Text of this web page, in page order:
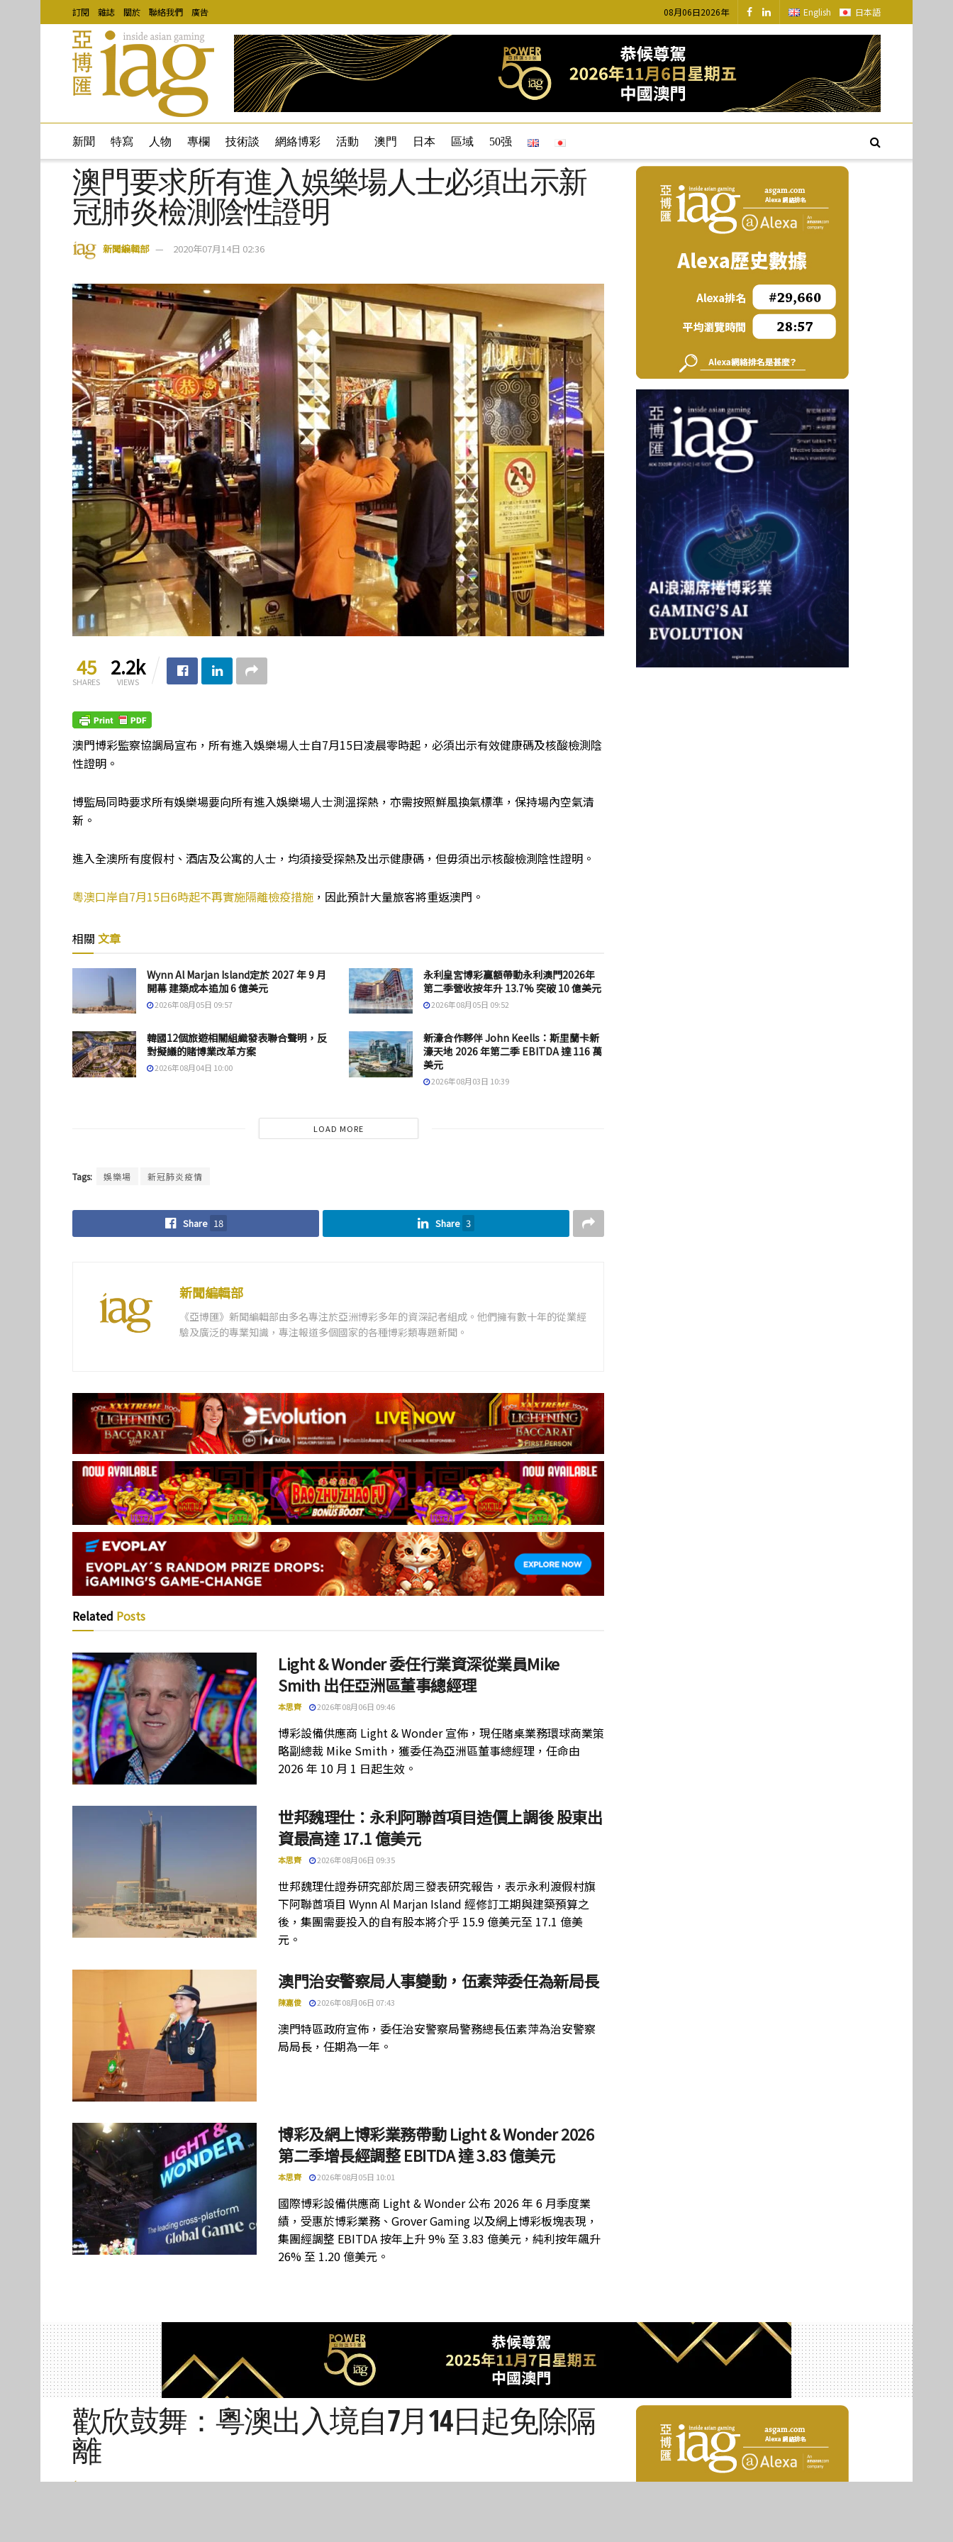
訂閱 雜誌 關於 聯絡我們 廣告 08月06日2026年 English 日本語
新聞 特寫 人物 專欄 技術談 網絡博彩 活動 澳門 日本 區域 50强
澳門要求所有進入娛樂場人士必須出示新
冠肺炎檢測陰性證明
新聞編輯部 2020年07月14日 02:36
45
SHARES
2.2k
VIEWS
澳門博彩監察協調局宣布，所有進入娛樂場人士自7月15日凌晨零時起，必須出示有效健康碼及核酸檢測陰
性證明。
博監局同時要求所有娛樂場要向所有進入娛樂場人士測溫探熱，亦需按照鮮風換氣標準，保持場內空氣清
新。
進入全澳所有度假村、酒店及公寓的人士，均須接受探熱及出示健康碼，但毋須出示核酸檢測陰性證明。
粵澳口岸自7月15日6時起不再實施隔離檢疫措施 ，因此預計大量旅客將重返澳門。
相關 文章
Wynn Al Marjan Island定於 2027 年 9 月
開幕 建築成本追加 6 億美元
2026年08月05日 09:57
永利皇宮博彩贏額帶動永利澳門2026年
第二季營收按年升 13.7% 突破 10 億美元
2026年08月05日 09:52
韓國12個旅遊相關組織發表聯合聲明，反
對擬議的賭博業改革方案
2026年08月04日 10:00
新濠合作夥伴 John Keells：斯里蘭卡新
濠天地 2026 年第二季 EBITDA 達 116 萬
美元
2026年08月03日 10:39
LOAD MORE
Tags: 娛樂場 新冠肺炎疫情
Share 18 Share 3
新聞編輯部
《亞博匯》新聞編輯部由多名專注於亞洲博彩多年的資深記者組成。他們擁有數十年的從業經
驗及廣泛的專業知識，專注報道多個國家的各種博彩類專題新聞。
Related Posts
Light & Wonder 委任行業資深從業員Mike
Smith 出任亞洲區董事總經理
本思齊 2026年08月06日 09:46
博彩設備供應商 Light & Wonder 宣佈，現任賭桌業務環球商業策
略副總裁 Mike Smith，獲委任為亞洲區董事總經理，任命由
2026 年 10 月 1 日起生效。
世邦魏理仕：永利阿聯酋項目造價上調後 股東出
資最高達 17.1 億美元
本思齊 2026年08月06日 09:35
世邦魏理仕證券研究部於周三發表研究報告，表示永利渡假村旗
下阿聯酋項目 Wynn Al Marjan Island 經修訂工期與建築預算之
後，集團需要投入的自有股本將介乎 15.9 億美元至 17.1 億美
元。
澳門治安警察局人事變動，伍素萍委任為新局長
陳嘉俊 2026年08月06日 07:43
澳門特區政府宣佈，委任治安警察局警務總長伍素萍為治安警察
局局長，任期為一年。
博彩及網上博彩業務帶動 Light & Wonder 2026
第二季增長經調整 EBITDA 達 3.83 億美元
本思齊 2026年08月05日 10:01
國際博彩設備供應商 Light & Wonder 公布 2026 年 6 月季度業
績，受惠於博彩業務、Grover Gaming 以及網上博彩板塊表現，
集團經調整 EBITDA 按年上升 9% 至 3.83 億美元，純利按年飆升
26% 至 1.20 億美元。
歡欣鼓舞：粵澳出入境自7月14日起免除隔
離